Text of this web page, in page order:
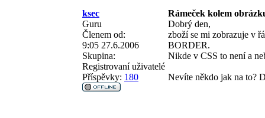
ksec
Rámeček kolem
Guru
Členem od:
9:05 27.6.2006
Skupina:
Registrovaní uživatelé
Příspěvky: 180
Dobrý den,
zboží se mi zobrazuje v
BORDER.
Nikde v CSS to není a
Nevíte někdo jak na to?